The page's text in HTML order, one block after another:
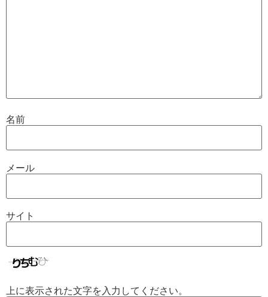
名前
メール
サイト
上に表示された文字を入力してください。